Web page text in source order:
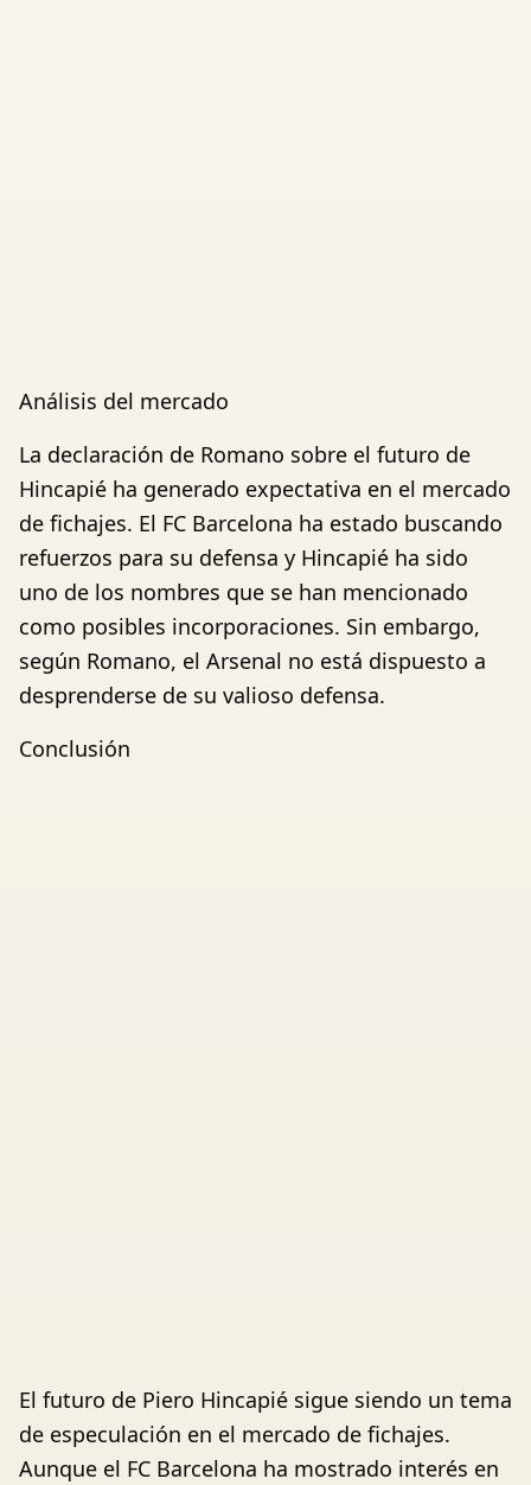
Análisis del mercado
La declaración de Romano sobre el futuro de
Hincapié ha generado expectativa en el mercado
de fichajes. El FC Barcelona ha estado buscando
refuerzos para su defensa y Hincapié ha sido
uno de los nombres que se han mencionado
como posibles incorporaciones. Sin embargo,
según Romano, el Arsenal no está dispuesto a
desprenderse de su valioso defensa.
Conclusión
El futuro de Piero Hincapié sigue siendo un tema
de especulación en el mercado de fichajes.
Aunque el FC Barcelona ha mostrado interés en